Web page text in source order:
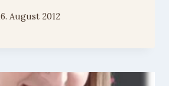
August 2012